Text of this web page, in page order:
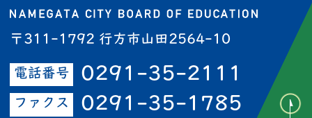
〒311-1792 行方市山田2564-10
電話番号 0291-35-2111
ファクス 0291-35-1785